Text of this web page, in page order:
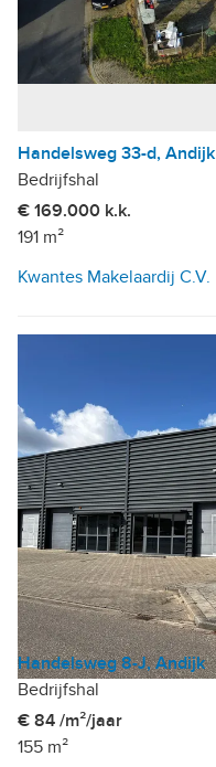
Handelsweg 33-d, Andijk
Bedrijfshal
€ 169.000 k.k.
191 m²
Kwantes Makelaardij C.V.
Handelsweg 8-J, Andijk
Bedrijfshal
€ 84 /m²/jaar
155 m²